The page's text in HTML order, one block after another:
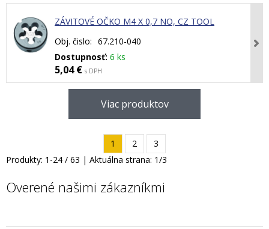
ZÁVITOVÉ OČKO M4 X 0,7 NO, CZ TOOL
Obj. čislo: 67.210-040
Dostupnosť: 6 ks
5,04 € s DPH
Viac produktov
1 2
3
Produkty: 1 -24 / 63 | Aktuálna strana: 1/3
Overené našimi zákazníkmi